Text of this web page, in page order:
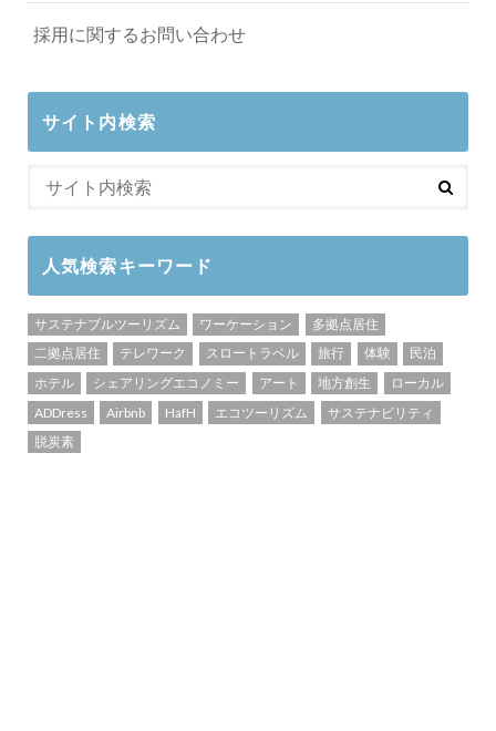
採用に関するお問い合わせ
サイト内検索
人気検索キーワード
サステナブルツーリズム ワーケーション
多拠点居住
二拠点居住
テレワーク スロートラベル 旅行 体験
民泊
ホテル
シェアリングエコノミー アート 地方創生
ローカル
ADDress
Airbnb HafH エコツーリズム
サステナビリティ
脱炭素